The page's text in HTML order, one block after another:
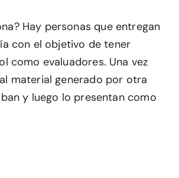
Hay personas que entregan
con el objetivo de tener
como evaluadores. Una vez
material generado por otra
y luego lo presentan como